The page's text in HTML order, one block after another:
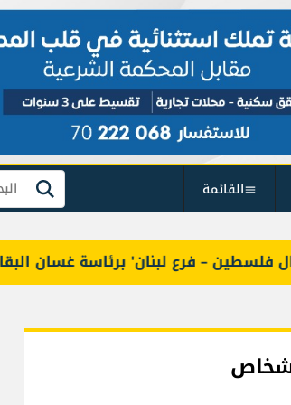
القائمة بحث
– فرع لبنان' برئاسة غسان البقاعي